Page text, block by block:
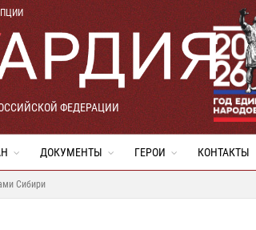
ФЕДЕРАЦИИ
ДОКУМЕНТЫ ГЕРОИ КОНТАКТЫ
Сибири